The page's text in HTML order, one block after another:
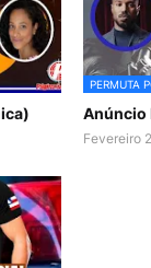
PERMUTA
Anúncio
Fevereiro